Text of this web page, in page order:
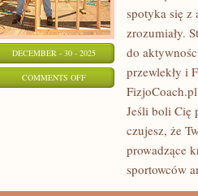
DECEMBER - 30 - 2025
COMMENTS OFFON
STRETCHING
MOBILNOŚĆ
spotyka się z
zrozumiały.
do
przewlekły i
Jeśli boli Cię
czujesz, że
prowadzące
sportowców